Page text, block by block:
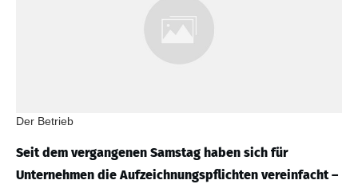
Der Betrieb
Seit dem vergangenen Samstag haben sich für
Unternehmen die Aufzeichnungspflichten vereinfacht –